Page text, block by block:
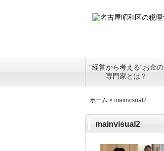
“経営から考える“お金の
専門家とは？
ホーム > mainvisual2
mainvisual2